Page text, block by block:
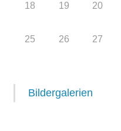
18 19 20
25 26 27
Bildergalerien